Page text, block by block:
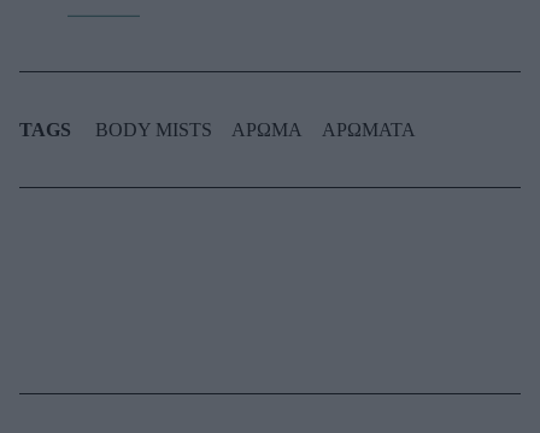
TAGS BODY MISTS ΑΡΩΜΑ ΑΡΩΜΑΤΑ